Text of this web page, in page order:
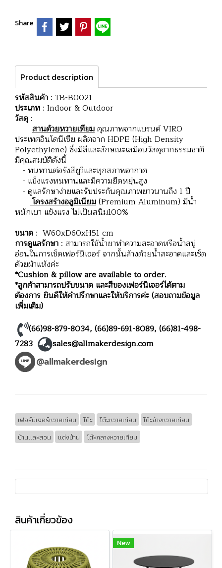
Share
Product description
รหัสสินค้า : TB-B0021
ประเภท : Indoor & Outdoor
วัสดุ :
สานด้วยหวายเทียมคุณภาพจากแบรนด์ VIRO
ประเทศอินโดนีเซีย ผลิตจาก HDPE (High Density
Polyethylene) ซึ่งมีสีและลักษณะเสมือนวัสดุจากธรรมชาติ
มีคุณสมบัติดังนี้
- ทนทานต่อรังสียูวีและทุกสภาพอากาศ
- แข็งแรงทนทานและมีความยืดหยุ่นสูง
- ดูแลรักษาง่ายและรับประกันคุณภาพยาวนานถึง 1 ปี
โครงสร้างอลูมิเนียม(Premium Aluminum) มีน้ำ
หนักเบา แข็งแรง ไม่เป็นสนิม100%
ขนาด : W60xD60xH51 cm
การดูแลรักษา : สามารถใช้น้ำยาทำความสะอาดหรือน้ำสบู่
อ่อนในการเช็ดเฟอร์นิเจอร์ จากนั้นล้างด้วยน้ำสะอาดและเช็ด
ด้วยผ้าแห้งค่ะ
*Cushion & pillow are available to order.
*ลูกค้าสามารถปรับขนาด และสีของเฟอร์นิเจอร์ได้ตาม
ต้องการ ยินดีให้คำปรึกษาและให้บริการค่ะ (สอบถามข้อมูล
เพิ่มเติม)
(66)98-879-8034, (66)89-691-8089, (66)81-498-
7283
sales@allmakerdesign.com
เฟอร์นิเจอร์หวายเทียม โต๊ะ โต๊ะหวายเทียม
โต๊ะข้างหวายเทียม
บ้านและสวน
แต่งบ้าน โต๊ะกลางหวายเทียม
สินค้าเกี่ยวข้อง
New